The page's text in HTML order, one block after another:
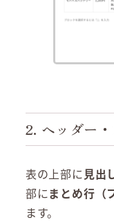
2. ヘッダー
表の上部に見出
部にまとめ行（
ます。